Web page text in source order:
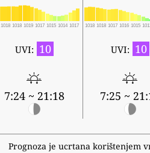
1018 1018 1019 1017 1015 1014 1017 1018 1018 1017 1016 1015
UVI: 10
7:24 ~ 21:18
UVI: 10
7:25 ~
Prognoza je ucrtana korištenjem